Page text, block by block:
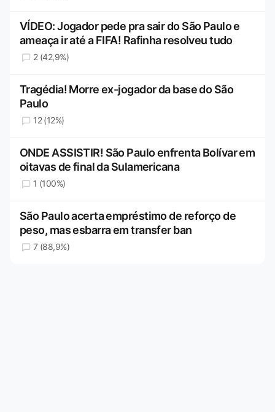
VÍDEO: Jogador pede pra sair do São Paulo e
ameaça ir até a FIFA! Rafinha resolveu tudo
2 (42,9%)
Tragédia! Morre ex-jogador da base do São
Paulo
12 (12%)
ONDE ASSISTIR! São Paulo enfrenta Bolívar em
oitavas de final da Sulamericana
1 (100%)
São Paulo acerta empréstimo de reforço de
peso, mas esbarra em transfer ban
7 (88,9%)